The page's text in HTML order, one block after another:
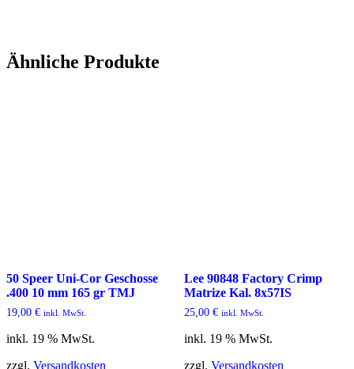
Ähnliche Produkte
50 Speer Uni-Cor Geschosse
.400 10 mm 165 gr TMJ
19,00 € inkl. MwSt.
inkl. 19 % MwSt.
zzgl. Versandkosten
Lee 90848 Factory Crimp
Matrize Kal. 8x57IS
25,00 € inkl. MwSt.
inkl. 19 % MwSt.
zzgl. Versandkosten